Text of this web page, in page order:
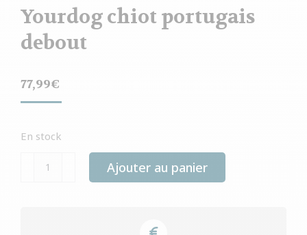
Yourdog chiot portugais
debout
77,99€
En stock
quantité
Ajouter au panier